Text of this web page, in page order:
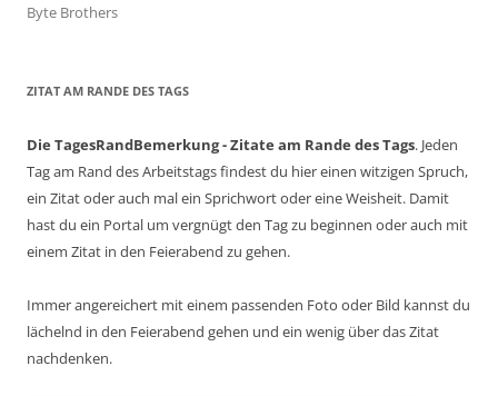
Byte Brothers
ZITAT AM RANDE DES TAGS
Die TagesRandBemerkung - Zitate am Rande des Tags. Jeden
Tag am Rand des Arbeitstags findest du hier einen witzigen Spruch,
ein Zitat oder auch mal ein Sprichwort oder eine Weisheit. Damit
hast du ein Portal um vergnügt den Tag zu beginnen oder auch mit
einem Zitat in den Feierabend zu gehen.
Immer angereichert mit einem passenden Foto oder Bild kannst du
lächelnd in den Feierabend gehen und ein wenig über das Zitat
nachdenken.